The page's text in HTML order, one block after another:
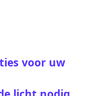
voor uw